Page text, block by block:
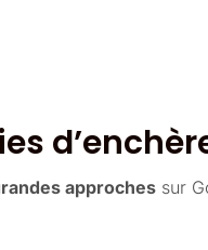
approches sur